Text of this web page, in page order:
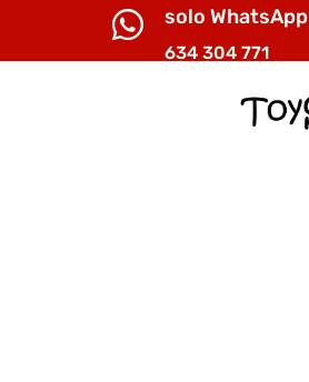
 solo WhatsApp
634 304 771